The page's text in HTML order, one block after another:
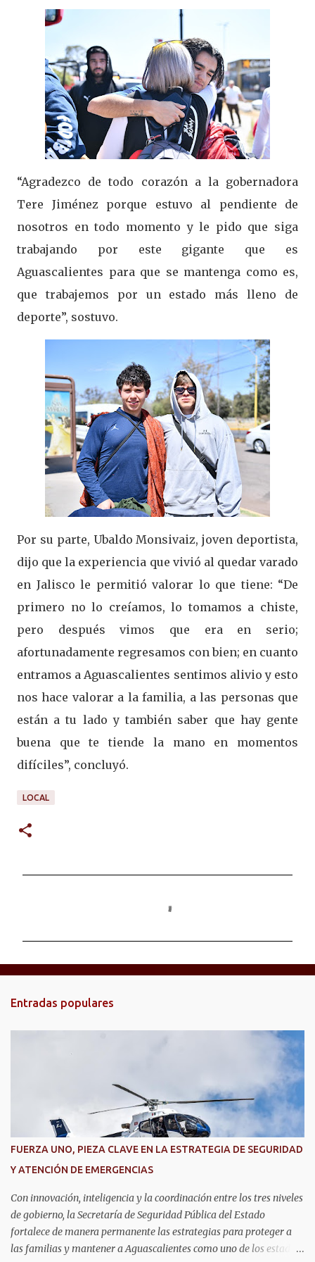
“Agradezco de todo corazón a la gobernadora
Tere Jiménez porque estuvo al pendiente de
nosotros en todo momento y le pido que siga
trabajando por este gigante que es
Aguascalientes para que se mantenga como es,
que trabajemos por un estado más lleno de
deporte”, sostuvo.
Por su parte, Ubaldo Monsivaiz, joven deportista,
dijo que la experiencia que vivió al quedar varado
en Jalisco le permitió valorar lo que tiene: “De
primero no lo creíamos, lo tomamos a chiste,
pero después vimos que era en serio;
afortunadamente regresamos con bien; en cuanto
entramos a Aguascalientes sentimos alivio y esto
nos hace valorar a la familia, a las personas que
están a tu lado y también saber que hay gente
buena que te tiende la mano en momentos
difíciles”, concluyó.
LOCAL
n
t
Entradas populares
FUERZA UNO, PIEZA CLAVE EN LA ESTRATEGIA DE SEGURIDAD
Y ATENCIÓN DE EMERGENCIAS
Con innovación, inteligencia y la coordinación entre los tres niveles
de gobierno, la Secretaría de Seguridad Pública del Estado
fortalece de manera permanente las estrategias para proteger a
las familias y mantener a Aguascalientes como uno de los estados